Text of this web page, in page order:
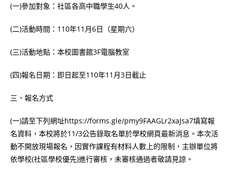
(一)參加對象：社區各高中職學生40人。
(二)活動時間：110年11月6日（星期六）
(三)活動地點：本校圖書館3F電腦教室
(四)報名日期：即日起至110年11月3日截止
三、報名方式
(一)請至下列網址https://forms.gle/pmy9FAAGLr2xaJsa7填寫報
名資料，本校將於11/3公告錄取名單於學校網頁最新消息。本次活
動不開放現場報名，因實作課程有材料人數上的限制，主辦單位將
依學校(社區學校優先)進行審核，未審核通過者敬請見諒。